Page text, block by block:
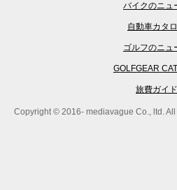
バイクのニュ
自動車カタ
ゴルフのニュ
GOLFGEAR
旅費ガイド
Copyright © 2016- mediavague Co., ltd.